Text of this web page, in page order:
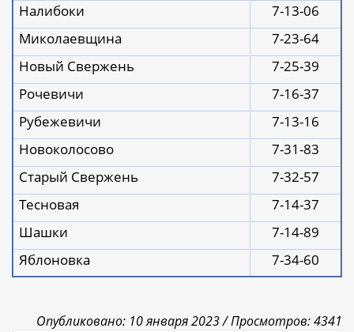
Налибоки
7-13-06
Миколаевщина
7-23-64
Новый Свержень
7-25-39
Рочевичи
7-16-37
Рубежевичи
7-13-16
Новоколосово
7-31-83
Старый Свержень
7-32-57
Тесновая
7-14-37
Шашки
7-14-89
Яблоновка
7-34-60
Опубликовано: 10 января 2023 /Просмотров: 4341